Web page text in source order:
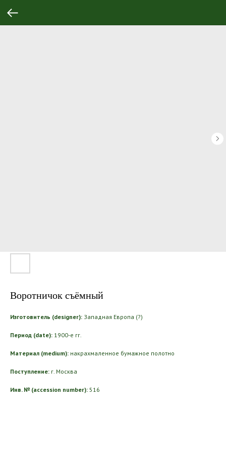
Воротничок съёмный
Изготовитель (designer): Западная Европа (?)
Период (date): 1900-е гг.
Материал (medium): накрахмаленное бумажное полотно
Поступление: г. Москва
Инв. № (accession number): 516